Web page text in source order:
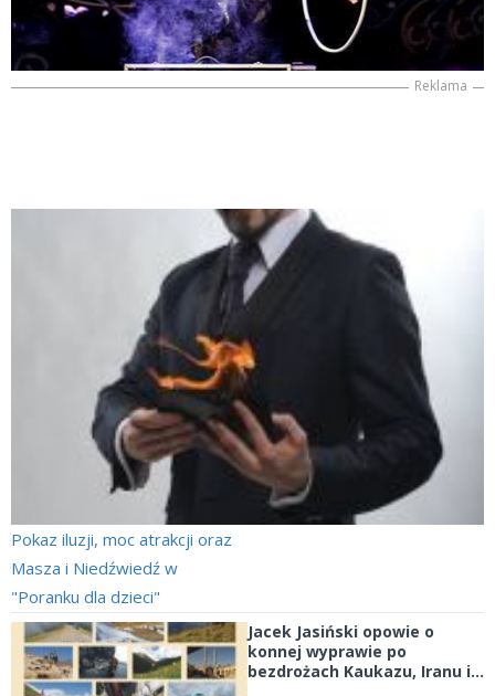
Reklama
Pokaz iluzji, moc atrakcji oraz
Masza i Niedźwiedź w
"Poranku dla dzieci"
Jacek Jasiński opowie o
konnej wyprawie po
bezdrożach Kaukazu, Iranu i...